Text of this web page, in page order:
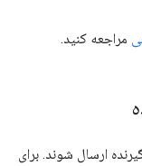
مراجعه کنید.
ارسال شوند. برای